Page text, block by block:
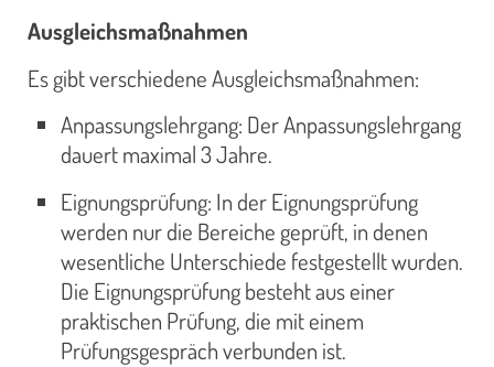
Ausgleichsmaßnahmen
Es gibt verschiedene Ausgleichsmaßnahmen:
Anpassungslehrgang: Der Anpassungslehrgang
dauert maximal 3 Jahre.
Eignungsprüfung: In der Eignungsprüfung
werden nur die Bereiche geprüft, in denen
wesentliche Unterschiede festgestellt wurden.
Die Eignungsprüfung besteht aus einer
praktischen Prüfung, die mit einem
Prüfungsgespräch verbunden ist.